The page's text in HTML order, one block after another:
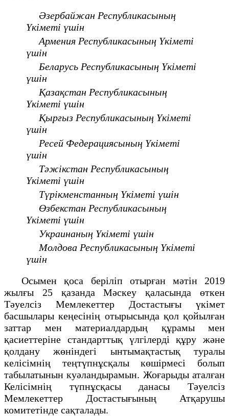
Әзербайжан Республикасының
Үкіметі үшін
Армения Республикасының Үкіметі
үшін
Беларусь Республикасының Үкіметі
үшін
Қазақстан Республикасының
Үкіметі үшін
Қырғыз Республикасының Үкіметі
үшін
Ресей Федерациясының Үкіметі
үшін
Тәжікстан Республикасының
Үкіметі үшін
Түрікменстанның Үкіметі үшін
Өзбекстан Республикасының
Үкіметі үшін
Украинаның Үкіметі үшін
Молдова Республикасының Үкіметі
үшін
Осымен қоса беріліп отырған мәтін 2019
жылғы 25 қазанда Мәскеу қаласында өткен
Тәуелсіз Мемлекеттер Достастығы үкімет
басшылары кеңесінің отырысында қол қойылған
заттар мен материалдардың құрамы мен
қасиеттеріне стандарттық үлгілерді құру және
қолдану жөніндегі ынтымақтастық туралы
келісімнің теңтүпнұсқалы көшірмесі болып
табылатынын куәландырамын. Жоғарыды аталған
Келісімнің түпнұсқасы данасы Тәуелсіз
Мемлекеттер Достастығының Атқарушы
комитетінде сақталады.